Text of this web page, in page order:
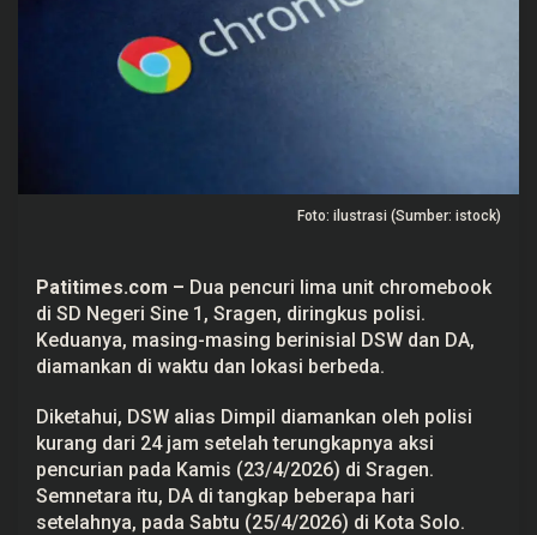
i
n
e
1
n
w
a
K
a
b
u
P
n
c
u
r
i
Foto: ilustrasi (Sumber: istock)
Patitimes.com – Dua pencuri lima unit chromebook
di SD Negeri Sine 1, Sragen, diringkus polisi.
Keduanya, masing-masing berinisial DSW dan DA,
diamankan di waktu dan lokasi berbeda.
Diketahui, DSW alias Dimpil diamankan oleh polisi
kurang dari 24 jam setelah terungkapnya aksi
pencurian pada Kamis (23/4/2026) di Sragen.
Semnetara itu, DA di tangkap beberapa hari
setelahnya, pada Sabtu (25/4/2026) di Kota Solo.